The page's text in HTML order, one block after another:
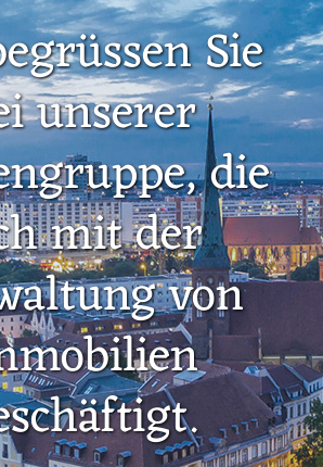
Sie
unserer
die
mit der
von